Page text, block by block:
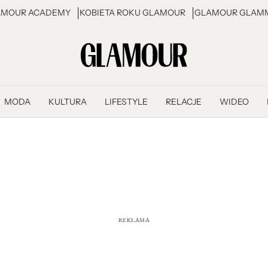
ACADEMY KOBIETA ROKU GLAMOUR GLAMOUR
MODA KULTURA LIFESTYLE RELACJE WIDEO